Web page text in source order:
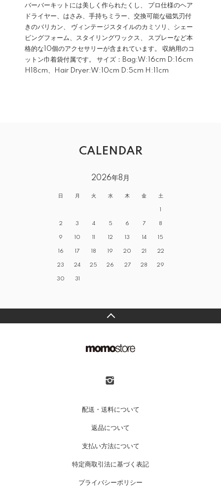
バーバーキットには美しく作られたくし、 プロ仕様のヘア
ドライヤー、はさみ、手持ちミラー、交換可能な磁気刃付
きのバリカン、 ヴィンテージスタイルのカミソリ、シェー
ビングフォーム、スタイリングワックス、 スプレーなど本
格的な10個のアクセサリーが含まれています。 収納用のコ
ットン巾着袋付属です。 サイズ：Bag:W:16cm D:16cm
H18cm、Hair Dryer:W:10cm D:5cm H:11cm
CALENDAR
2026年8月
日 月 火 水 木 金 土
1
2 3 4 5 6 7 8
9 10 11 12 13 14 15
16 17 18 19 20 21 22
23 24 25 26 27 28 29
30 31
配送・送料について
返品について
支払い方法について
特定商取引法に基づく表記
プライバシーポリシー